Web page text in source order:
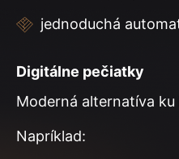
jednoduchá
Digitálne pečiatky
Moderná alternatíva
Napríklad: